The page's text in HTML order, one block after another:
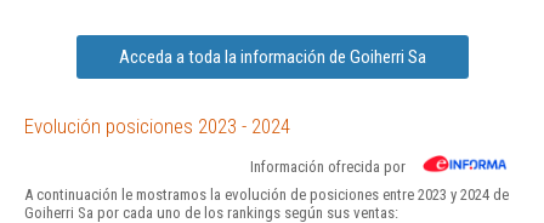
Acceda a toda la información de Goiherri Sa
Evolución posiciones 2023 - 2024
Información ofrecida por
A continuación le mostramos la evolución de posiciones entre 2023 y 2024 de
Goiherri Sa por cada uno de los rankings según sus ventas: